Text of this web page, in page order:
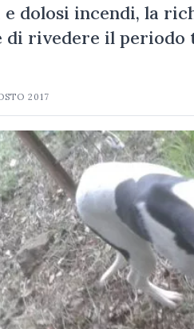
dolosi incendi, la
di rivedere il periodo
2017